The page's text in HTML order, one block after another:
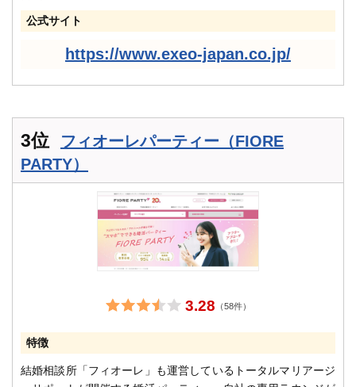
公式サイト
https://www.exeo-japan.co.jp/
3位
フィオーレパーティー（FIORE
PARTY）
3.28 （58件）
特徴
結婚相談所「フィオーレ」も運営しているトータルマリアージ